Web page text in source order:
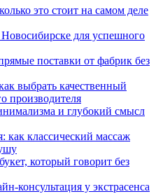
это стоит на самом деле
для успешного
поставки от фабрик без
выбрать качественный
производителя
и глубокий смысл
как классический массаж
который говорит без
консультация у экстрасенса